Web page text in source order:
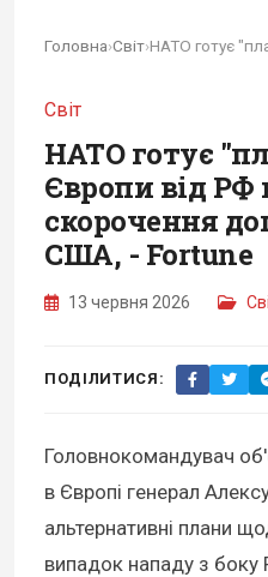
Головна›Світ›
Світ
НАТО готує
Європи від РФ
скорочення
США, - Fortune
13 червня 2026
ПОДІЛИТИСЯ:
Головнокомандувач
в Європі генерал
альтернативні плани
випадок нападу з боку